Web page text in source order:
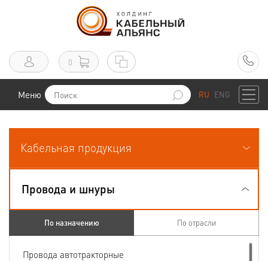
0
Меню RU ENG
Кабельная продукция
Провода и шнуры
По назначению По отрасли
Провода автотракторные